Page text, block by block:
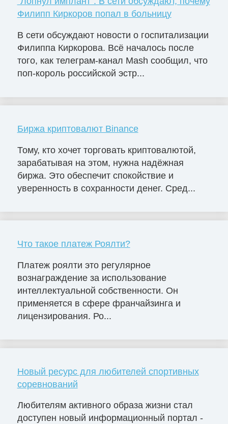
Филипп Киркоров попал в больницу
В сети обсуждают новости о госпитализации
Филиппа Киркорова. Всё началось после
того, как телеграм-канал Mash сообщил, что
поп-король российской эстр...
Биржа криптовалют Binance
Тому, кто хочет торговать криптовалютой,
зарабатывая на этом, нужна надёжная
биржа. Это обеспечит спокойствие и
уверенность в сохранности денег. Сред...
Что такое платеж Роялти?
Платеж роялти это регулярное
вознаграждение за использование
интеллектуальной собственности. Он
применяется в сфере франчайзинга и
лицензирования. Ро...
Новый ресурс для любителей спортивных
соревнований
Любителям активного образа жизни стал
доступен новый информационный портал -